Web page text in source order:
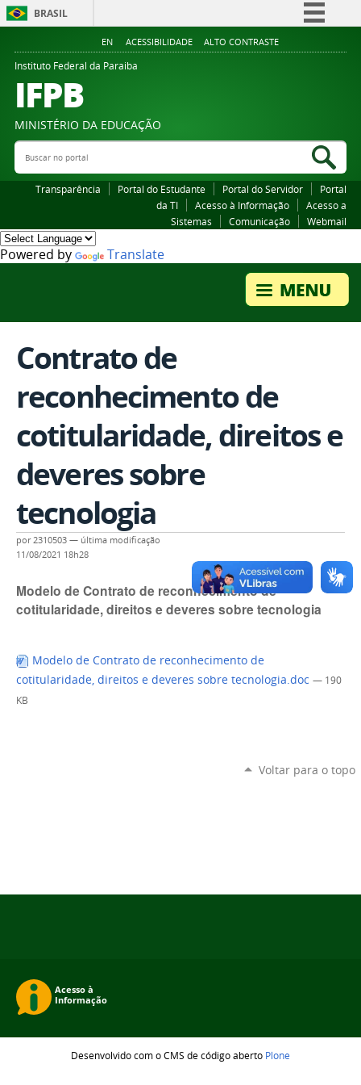
BRASIL
Simplifique!
Legislação
EN ACESSIBILIDADE ALTO CONTRASTE
Instituto Federal da Paraiba
IFPB
MINISTÉRIO DA EDUCAÇÃO
Buscar no portal
Transparência Portal do Estudante Portal do Servidor
Portal
da TI
Acesso à Informação
Acesso a
Sistemas
Comunicação Webmail
Powered by Translate
Contrato de
reconhecimento de
cotitularidade, direitos e
deveres sobre
tecnologia
por2310503 — última modificação
11/08/2021 18h28
Modelo de Contrato de reconhecimento de
cotitularidade, direitos e deveres sobre tecnologia
Modelo de Contrato de reconhecimento de
cotitularidade, direitos e deveres sobre tecnologia.doc — 190
KB
Voltar para o topo
Desenvolvido com o CMS de código aberto Plone